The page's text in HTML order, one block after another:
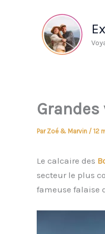
Par Zoé & Marvin / 12
Le calcaire des
secteur le plus
fameuse falaise